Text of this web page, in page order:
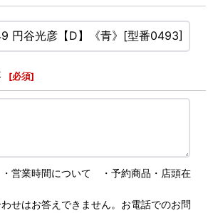
[必須]
営業時間について ・予約商品・店頭在
せはお答えできません。お電話でのお問